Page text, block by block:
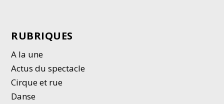
RUBRIQUES
A la une
Actus du spectacle
Cirque et rue
Danse